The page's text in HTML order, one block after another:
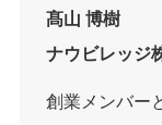
髙山 博樹
ナウビレッジ
創業メンバー